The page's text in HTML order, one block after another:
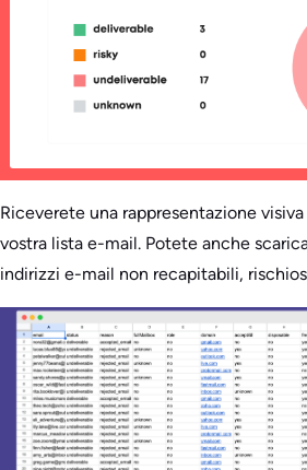
Riceverete una rappresentazione
vostra lista e-mail. Potete anche
indirizzi e-mail non recapitabili,